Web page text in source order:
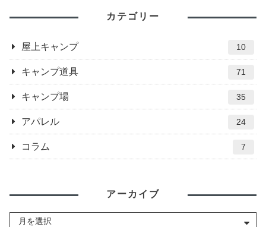
カテゴリー
屋上キャンプ 10
キャンプ道具 71
キャンプ場 35
アパレル 24
コラム 7
アーカイブ